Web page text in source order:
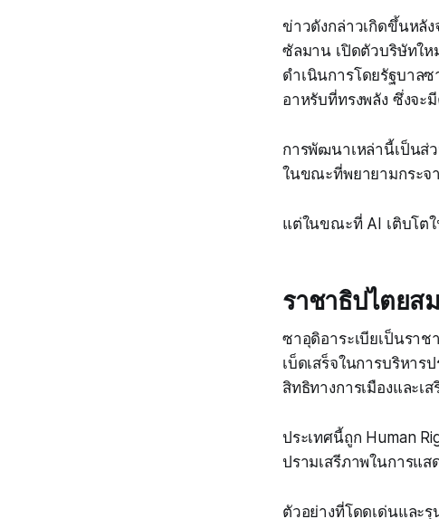
ข่าวดังกล่าวเกิดขึ้นหลั
ซัลมาน เปิดตัวบริษัทใ
ดำเนินการโดยรัฐบาล
อาหรับที่ทรงพลัง ซึ่งจ
การพัฒนาเหล่านี้เป็นส่
ในขณะที่พยายามกระจ
แต่ในขณะที่ AI เติบโต
ราชาธิปไตย
ซาอุดิอาระเบียเป็นรา
เบ็ดเสร็จในการบริหาร
สิทธิทางการเมืองและเ
ประเทศนี้ถูก Human
ปรามเสรีภาพในการแ
ตัวอย่างที่โดดเด่นและ